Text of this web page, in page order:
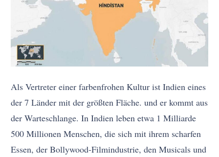
Als Vertreter einer farbenfrohen Kultur ist Indien eines
der 7 Länder mit der größten Fläche. und er kommt aus
der Warteschlange. In Indien leben etwa 1 Milliarde
500 Millionen Menschen, die sich mit ihrem scharfen
Essen, der Bollywood-Filmindustrie, den Musicals und